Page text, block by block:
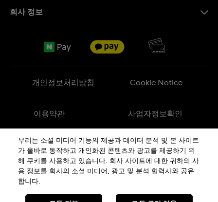
반품 정책
회사 정보
Sitemap
개인정보처리방침 Cookie Notice
이용약관 사업자정보확인
메이드 인 스위스
상호 : 스와치그룹코리아(주) | 대표 : STEPHEN DAMON DE LUCCHI
사업자등록번호: 220-81-01107
주소 : 서울특별시 서대문구
우리는 소셜 미디어 기능의 제공과 데이터 분석 및 본 사이트
가 올바로 동작하고 개인화된 콘텐츠와 광고를 제공하기 위
해 쿠키를 사용하고 있습니다. 회사 사이트에 대한 귀하의 사
용 정보를 회사의 소셜 미디어, 광고 및 분석 협력사와 공유
합니다.